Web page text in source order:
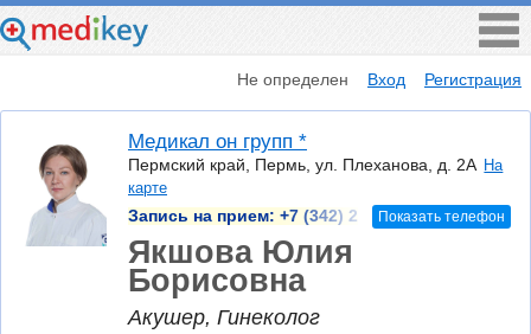
Не определен Вход Регистрация
Медикал он групп *
Пермский край, Пермь, ул. Плеханова, д. 2А На
карте
Запись на прием: +7 (342) 2 Показать телефон
Якшова Юлия
Борисовна
Акушер, Гинеколог